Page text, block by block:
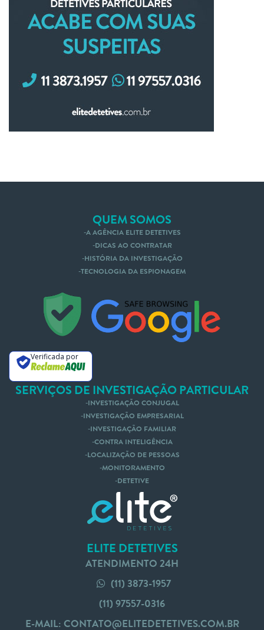
QUEM SOMOS
A AGÊNCIA ELITE DETETIVES
DICAS AO CONTRATAR
HISTÓRIA DA INVESTIGAÇÃO
TECNOLOGIA DA ESPIONAGEM
Verificada por
SERVIÇOS DE INVESTIGAÇÃO PARTICULAR
INVESTIGAÇÃO CONJUGAL
INVESTIGAÇÃO EMPRESARIAL
INVESTIGAÇÃO FAMILIAR
CONTRA INTELIGÊNCIA
LOCALIZAÇÃO DE PESSOAS
MONITORAMENTO
DETETIVE
ELITE DETETIVES
ATENDIMENTO 24H
(11) 3873-1957
(11) 97557-0316
E-MAIL: CONTATO@ELITEDETETIVES.COM.BR
Nós te Ligamos Mande um Whatsapp